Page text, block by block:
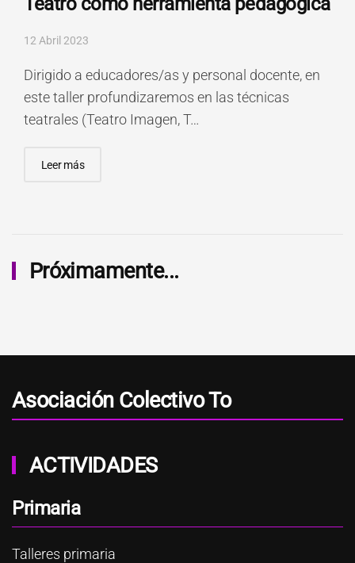
12 Abril 2023
Dirigido a educadores/as y personal docente, en
este taller profundizaremos en las técnicas
teatrales (Teatro Imagen, T…
Leer más
Próximamente...
Asociación Colectivo To
ACTIVIDADES
Primaria
Talleres primaria